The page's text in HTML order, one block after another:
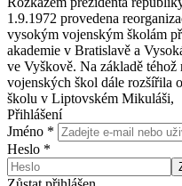
1.9.1972 provedena
vysokým vojenským školám
akademie v Bratislavě a
ve Vyškově. Na základě
vojenských škol dále rozšířila
školu v Liptovském Mikuláši,
Přihlášení
Jméno *
Heslo *